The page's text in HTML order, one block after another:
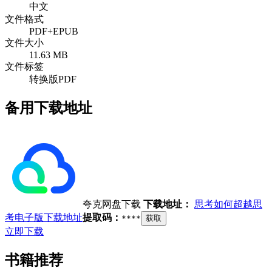
中文
文件格式
PDF+EPUB
文件大小
11.63 MB
文件标签
转换版PDF
备用下载地址
夸克网盘下载 下载地址： 思考如何超越思
考电子版下载地址提取码： **** 获取
立即下载
书籍推荐